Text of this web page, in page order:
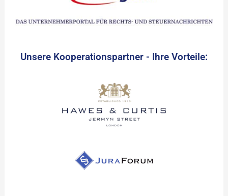
Unsere Kooperationspartner - Ihre Vorteile: